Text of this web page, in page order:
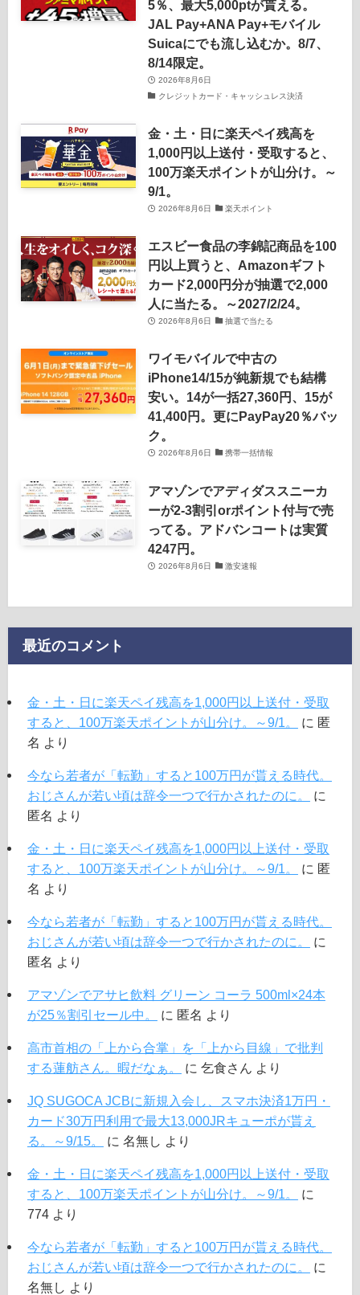
5％、最大5,000ptが貰える。
JAL Pay+ANA Pay+モバイル
Suicaにでも流し込むか。8/7、
8/14限定。
2026年8月6日
クレジットカード・キャッシュレス決済
金・土・日に楽天ペイ残高を
1,000円以上送付・受取すると、
100万楽天ポイントが山分け。～
9/1。
2026年8月6日 楽天ポイント
エスビー食品の李錦記商品を100
円以上買うと、Amazonギフト
カード2,000円分が抽選で2,000
人に当たる。～2027/2/24。
2026年8月6日 抽選で当たる
ワイモバイルで中古の
iPhone14/15が純新規でも結構
安い。14が一括27,360円、15が
41,400円。更にPayPay20％バッ
ク。
2026年8月6日 携帯一括情報
アマゾンでアディダススニーカ
ーが2-3割引orポイント付与で売
ってる。アドバンコートは実質
4247円。
2026年8月6日 激安速報
最近のコメント
金・土・日に楽天ペイ残高を1,000円以上送付・受取
すると、100万楽天ポイントが山分け。～9/1。
に 匿
名 より
今なら若者が「転勤」すると100万円が貰える時代。
おじさんが若い頃は辞令一つで行かされたのに。
に
匿名 より
金・土・日に楽天ペイ残高を1,000円以上送付・受取
すると、100万楽天ポイントが山分け。～9/1。
に 匿
名 より
今なら若者が「転勤」すると100万円が貰える時代。
おじさんが若い頃は辞令一つで行かされたのに。
に
匿名 より
アマゾンでアサヒ飲料 グリーン コーラ 500ml×24本
が25％割引セール中。
に 匿名 より
高市首相の「上から合掌」を「上から目線」で批判
する蓮舫さん。暇だなぁ。
に 乞食さん より
JQ SUGOCA JCBに新規入会し、スマホ決済1万円・
カード30万円利用で最大13,000JRキューポが貰え
る。～9/15。
に 名無し より
金・土・日に楽天ペイ残高を1,000円以上送付・受取
すると、100万楽天ポイントが山分け。～9/1。
に
774より
今なら若者が「転勤」すると100万円が貰える時代。
おじさんが若い頃は辞令一つで行かされたのに。
に
名無し より